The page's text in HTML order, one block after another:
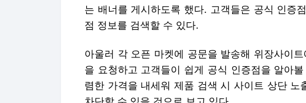
는 배너를 게시하도록 했다. 고객들은 공식 인증
점 정보를 검색할 수 있다.
아울러 각 오픈 마켓에 공문을 발송해 위장사이
을 요청하고 고객들이 쉽게 공식 인증점을 알아
렴한 가격을 내세워 제품 검색 시 사이트 상단 노